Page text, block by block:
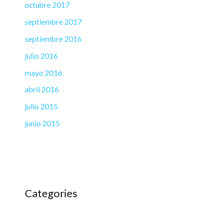
octubre 2017
septiembre 2017
septiembre 2016
julio 2016
mayo 2016
abril 2016
julio 2015
junio 2015
Categories